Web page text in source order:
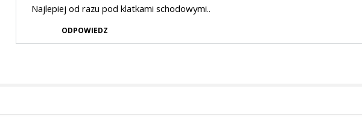
Najlepiej od razu pod klatkami schodowymi..
ODPOWIEDZ